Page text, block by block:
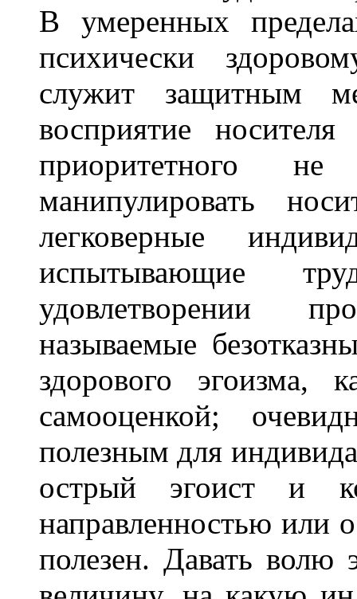
В умеренных
психически
служит защитным
восприятие
приоритетного не
манипулировать
легковерные
испытывающие
удовлетворении
называемые
здорового эгоизма,
самооценкой;
полезным для
острый эгоист и
направленностью или
полезен. Давать волю